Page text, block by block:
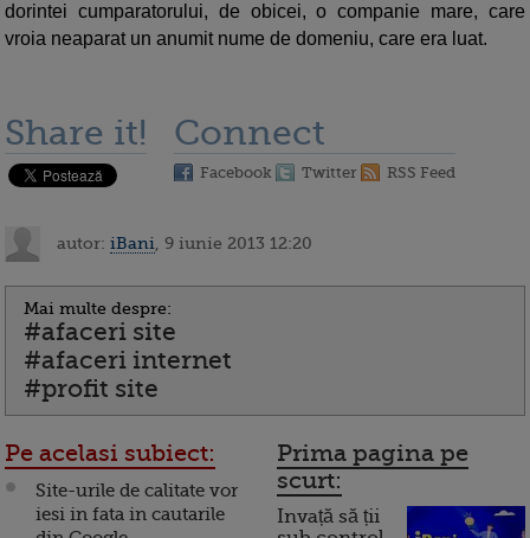
dorintei cumparatorului, de obicei, o companie mare, care
vroia neaparat un anumit nume de domeniu, care era luat.
Share it! Connect
Facebook Twitter RSS Feed
autor: iBani , 9 iunie 2013 12:20
Mai multe despre:
#afaceri site
#afaceri internet
#profit site
Pe acelasi subiect:
Site-urile de calitate vor
iesi in fata in cautarile
Prima pagina pe
scurt:
Invață să ții